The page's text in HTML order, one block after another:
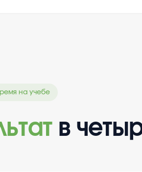
на учебе
в